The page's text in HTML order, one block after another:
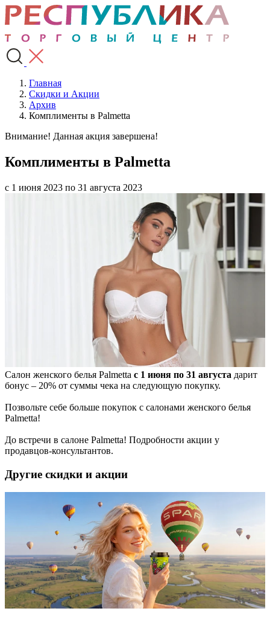
Главная
Скидки и Акции
Архив
Комплименты в Palmetta
Внимание! Данная акция завершена!
Комплименты в Palmetta
с 1 июня 2023 по 31 августа 2023
Салон женского белья Palmetta с 1 июня по 31 августа дарит
бонус – 20% от суммы чека на следующую покупку.
Позвольте себе больше покупок с салонами женского белья
Palmetta!
До встречи в салоне Palmetta! Подробности акции у
продавцов-консультантов.
Другие скидки и акции